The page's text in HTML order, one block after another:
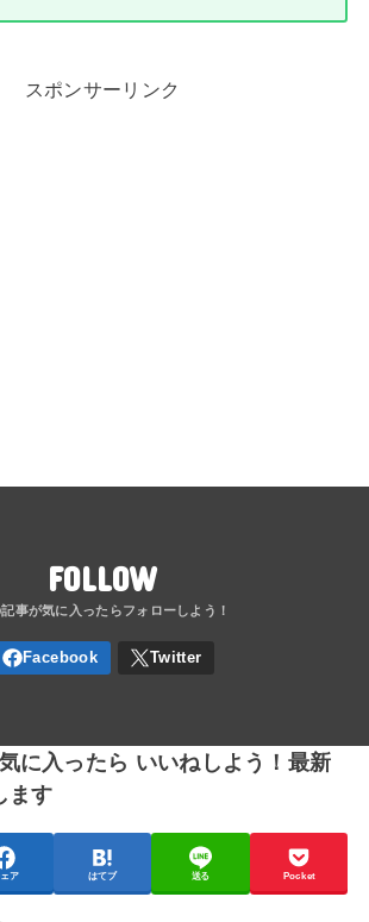
スポンサーリンク
FOLLOW
に入ったら いいねしよう！最新
ます
ア はてブ 送る Pocket